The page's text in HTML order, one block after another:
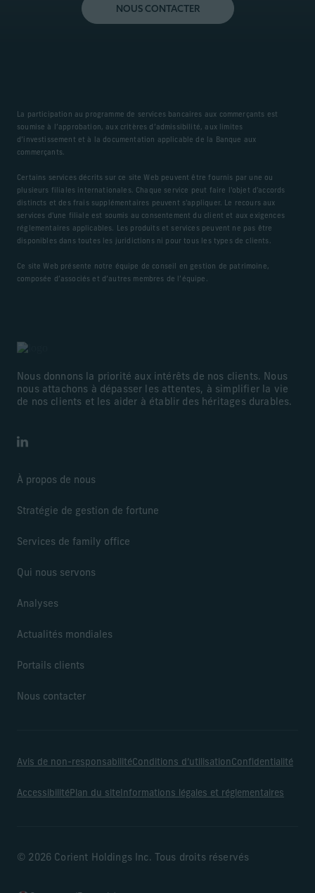
NOUS CONTACTER
La participation au programme de services bancaires aux commerçants est
soumise à l’approbation, aux critères d’admissibilité, aux limites
d’investissement et à la documentation applicable de la Banque aux
commerçants.
Certains services décrits sur ce site Web peuvent être fournis par une ou
plusieurs filiales internationales. Chaque service peut faire l'objet d'accords
distincts et des frais supplémentaires peuvent s'appliquer. Le recours aux
services d'une filiale est soumis au consentement du client et aux exigences
réglementaires applicables. Les produits et services peuvent ne pas être
disponibles dans toutes les juridictions ni pour tous les types de clients.
Ce site Web présente notre équipe de conseil en gestion de patrimoine,
composée d’associés et d’autres membres de l’équipe.
Nous donnons la priorité aux intérêts de nos clients. Nous
nous attachons à dépasser les attentes, à simplifier la vie
de nos clients et les aider à établir des héritages durables.
LinkedIn
À propos de nous
Stratégie de gestion de fortune
Services de family office
Qui nous servons
Analyses
Actualités mondiales
Portails clients
Nous contacter
Avis de non-responsabilitéConditions d’utilisationConfidentialité
AccessibilitéPlan du site Informations légales et réglementaires
© 2026 Corient Holdings Inc. Tous droits réservés